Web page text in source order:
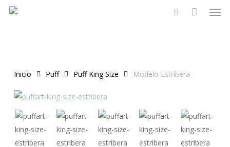
Skip
Inicio Puff Puff King Size Modelo Estribera